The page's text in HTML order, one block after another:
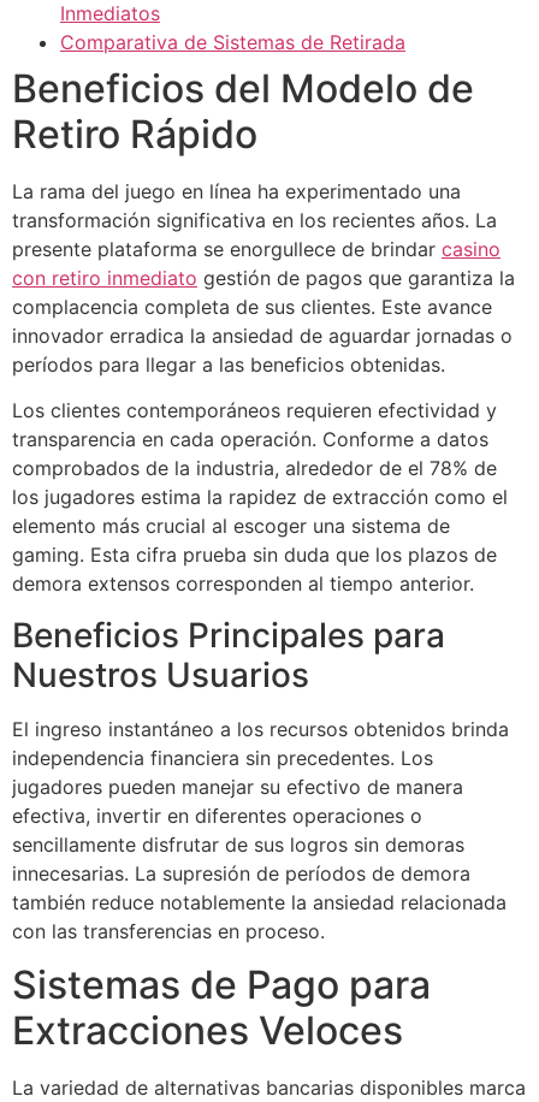
Inmediatos
Comparativa de Sistemas de Retirada
Beneficios del Modelo de
Retiro Rápido
La rama del juego en línea ha experimentado una
transformación significativa en los recientes años. La
presente plataforma se enorgullece de brindar casino
con retiro inmediato gestión de pagos que garantiza la
complacencia completa de sus clientes. Este avance
innovador erradica la ansiedad de aguardar jornadas o
períodos para llegar a las beneficios obtenidas.
Los clientes contemporáneos requieren efectividad y
transparencia en cada operación. Conforme a datos
comprobados de la industria, alrededor de el 78% de
los jugadores estima la rapidez de extracción como el
elemento más crucial al escoger una sistema de
gaming. Esta cifra prueba sin duda que los plazos de
demora extensos corresponden al tiempo anterior.
Beneficios Principales para
Nuestros Usuarios
El ingreso instantáneo a los recursos obtenidos brinda
independencia financiera sin precedentes. Los
jugadores pueden manejar su efectivo de manera
efectiva, invertir en diferentes operaciones o
sencillamente disfrutar de sus logros sin demoras
innecesarias. La supresión de períodos de demora
también reduce notablemente la ansiedad relacionada
con las transferencias en proceso.
Sistemas de Pago para
Extracciones Veloces
La variedad de alternativas bancarias disponibles marca